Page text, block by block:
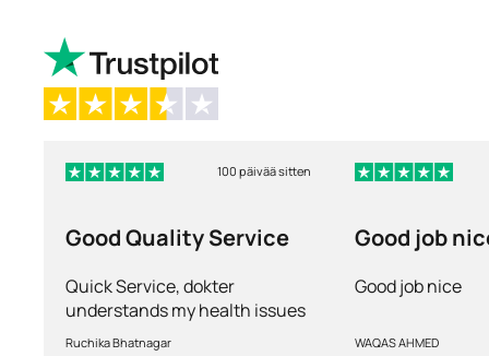
100 päivää sitten
Good Quality Service
Quick Service, dokter
understands my health issues
and good diagnosis
Ruchika Bhatnagar
Good job
Good job nice
WAQAS AHMED